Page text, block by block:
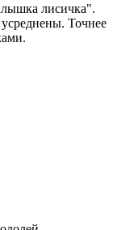
лисичка".
Точнее